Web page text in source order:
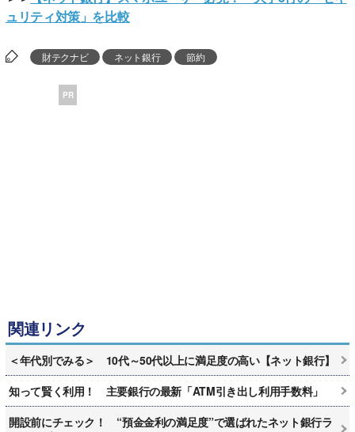
ュリティ対策」を比較
財テクナビ ネット銀行 節約
PR
関連リンク
＜年代別でみる＞ 10代～50代以上に満足度の高い【ネット銀行】
知って賢く利用！ 主要銀行の最新「ATM引き出し利用手数料」
開設前にチェック！ “預金金利の満足度”で選ばれたネット銀行ラ